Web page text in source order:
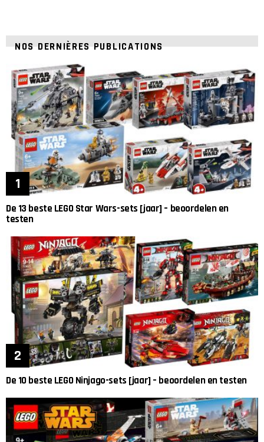
NOS DERNIÈRES PUBLICATIONS
De 13 beste LEGO Star Wars-sets [jaar] – beoordelen en
testen
De 10 beste LEGO Ninjago-sets [jaar] – beoordelen en testen